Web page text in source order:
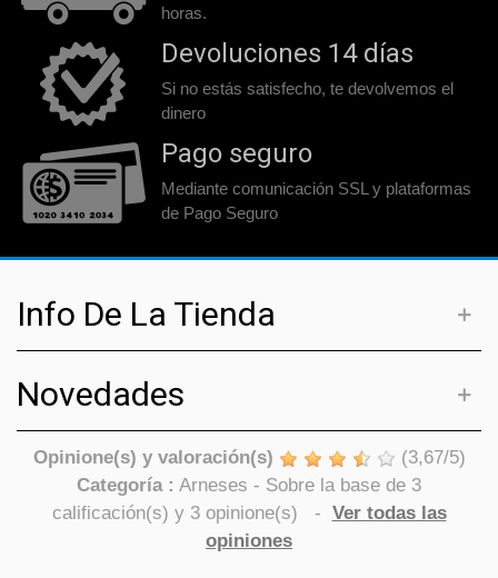
horas.
Devoluciones 14 días
Si no estás satisfecho, te devolvemos el
dinero
Pago seguro
Mediante comunicación SSL y plataformas
de Pago Seguro
Info De La Tienda
Novedades
Opinione(s) y valoración(s) (3,67/5)
Categoría : Arneses - Sobre la base de 3
calificación(s) y 3opinione(s) - Ver todas las
opiniones